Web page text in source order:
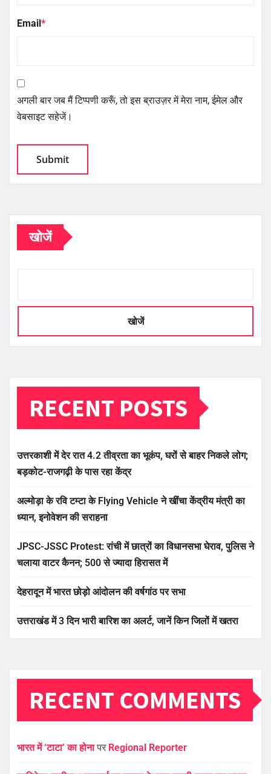
Email *
अगली बार जब मैं टिप्पणी करूँ, तो इस ब्राउज़र में मेरा नाम, ईमेल और
वेबसाइट सहेजें।
खोजें
खोजें
RECENT POSTS
उत्तरकाशी में देर रात 4.2 तीव्रता का भूकंप, घरों से बाहर निकले लोग;
बड़कोट-राजगढ़ी के पास रहा केंद्र
अल्मोड़ा के रवि टम्टा के Flying Vehicle ने खींचा केंद्रीय मंत्री का
ध्यान, इनोवेशन की सराहना
JPSC-JSSC Protest: रांची में छात्रों का विधानसभा घेराव, पुलिस ने
चलाया वाटर कैनन; 500 से ज्यादा हिरासत में
देहरादून में भारत छोड़ो आंदोलन की वर्षगांठ पर सभा
उत्तराखंड में 3 दिन भारी बारिश का अलर्ट, जानें किन जिलों में खतरा
RECENT COMMENTS
भारत में ‘टाटा’ का होनापर Regional Reporter